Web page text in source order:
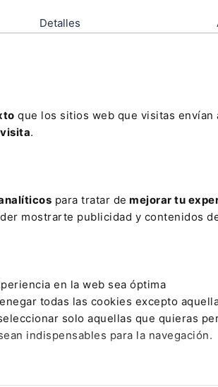
Detalles
que los sitios web que visitas envían
.
para tratar de mejorar tu
mostrarte publicidad y contenidos
en la web sea óptima
todas las cookies excepto
solo aquellas que quieras
indispensables para la navegación.
AL ÁREA DE RSC, ASG O